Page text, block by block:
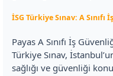
İSG Türkiye Sınav: A
Payas A Sınıfı İş
Türkiye Sınav,
sağlığı ve güvenliği